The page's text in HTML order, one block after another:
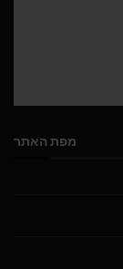
מפת האתר